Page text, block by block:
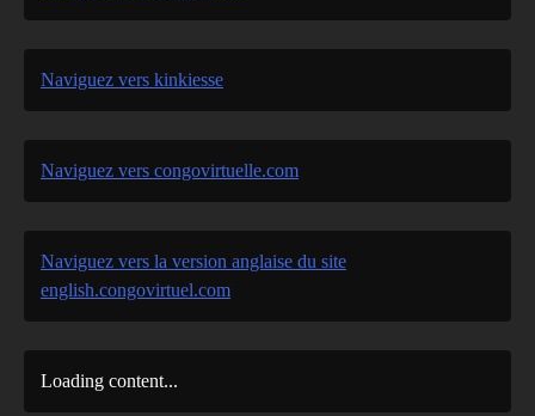
Naviguez vers kinkiesse
Naviguez vers congovirtuelle.com
Naviguez vers la version anglaise du site
english.congovirtuel.com
Loading content...